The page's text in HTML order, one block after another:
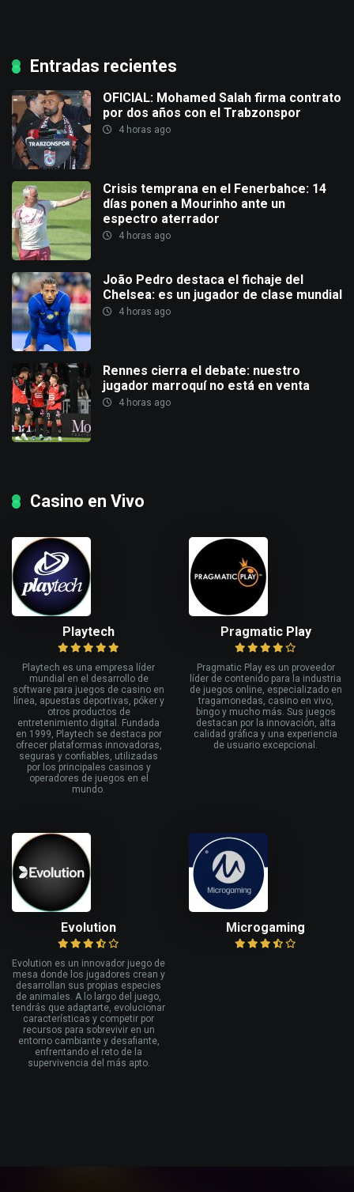
Entradas recientes
OFICIAL: Mohamed Salah firma contrato
por dos años con el Trabzonspor
4 horas ago
Crisis temprana en el Fenerbahce: 14
días ponen a Mourinho ante un
espectro aterrador
4 horas ago
João Pedro destaca el fichaje del
Chelsea: es un jugador de clase mundial
4 horas ago
Rennes cierra el debate: nuestro
jugador marroquí no está en venta
4 horas ago
Casino en Vivo
Playtech
Playtech es una empresa líder
mundial en el desarrollo de
software para juegos de casino en
línea, apuestas deportivas, póker y
otros productos de
entretenimiento digital. Fundada
en 1999, Playtech se destaca por
ofrecer plataformas innovadoras,
seguras y confiables, utilizadas
por los principales casinos y
operadores de juegos en el
mundo.
Pragmatic Play
Pragmatic Play es un proveedor
líder de contenido para la industria
de juegos online, especializado en
tragamonedas, casino en vivo,
bingo y mucho más. Sus juegos
destacan por la innovación, alta
calidad gráfica y una experiencia
de usuario excepcional.
Evolution
Evolution es un innovador juego de
mesa donde los jugadores crean y
desarrollan sus propias especies
de animales. A lo largo del juego,
tendrás que adaptarte, evolucionar
características y competir por
recursos para sobrevivir en un
entorno cambiante y desafiante,
enfrentando el reto de la
supervivencia del más apto.
Microgaming